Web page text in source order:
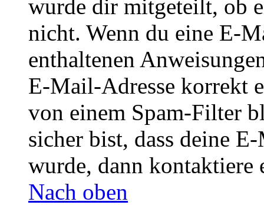
wurde dir mitgeteilt, ob
nicht. Wenn du eine E-
enthaltenen
E-Mail-Adresse korrekt
von einem Spam-Filter
sicher bist, dass deine
wurde, dann kontaktiere
Nach oben